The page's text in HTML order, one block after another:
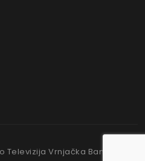
Televizija Vrnjačka Banja